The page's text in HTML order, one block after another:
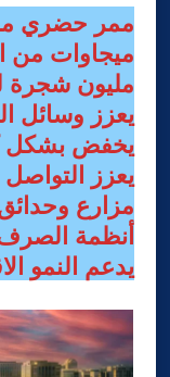
ممر حضري
300 ميجاوات
مليون شجرة
يعزز وسائل
يخفض بشكل
يعزز
مزارع
أنظمة
يدعم النمو